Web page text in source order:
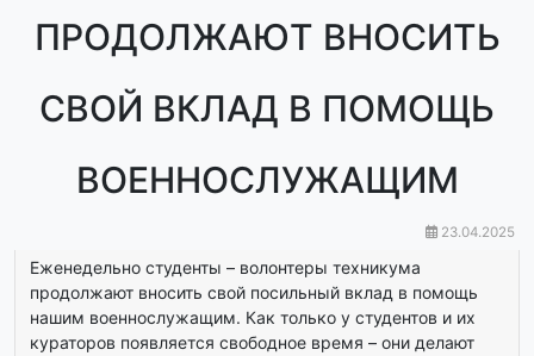
ПРОДОЛЖАЮТ ВНОСИТЬ
СВОЙ ВКЛАД В ПОМОЩЬ
ВОЕННОСЛУЖАЩИМ
23.04.2025
Еженедельно студенты – волонтеры техникума
продолжают вносить свой посильный вклад в помощь
нашим военнослужащим. Как только у студентов и их
кураторов появляется свободное время – они делают